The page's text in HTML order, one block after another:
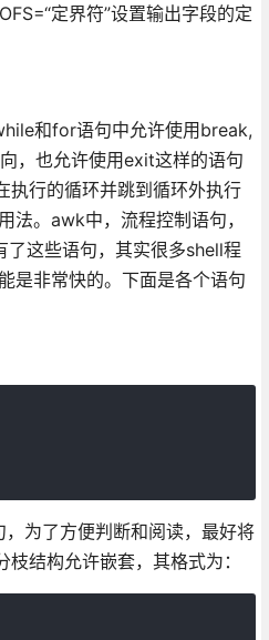
定界符”设置输出字段的定
和for语句中允许使用break,
，也允许使用exit这样的语句
执行的循环并跳到循环外执行
法。awk中，流程控制语句，
这些语句，其实很多shell程
是非常快的。下面是各个语句
为了方便判断和阅读，最好将
结构允许嵌套，其格式为：